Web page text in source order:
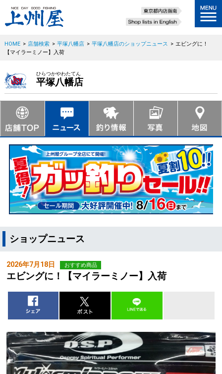
HOME > 店舗検索 > 平塚八幡店 > 平塚八幡店のショップニュース > エビングに！
【マイラーミノー】入荷
ひらつかやわたてん
平塚八幡店
ショップニュース
2026年7月18日 おすすめ商品
エビングに！【マイラーミノー】入荷